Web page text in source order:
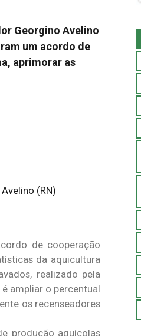
Georgino Avelino
um acordo de
aprimorar as
de cooperação
da aquicultura
realizado pela
ampliar o percentual
os recenseadores
produção aquícolas